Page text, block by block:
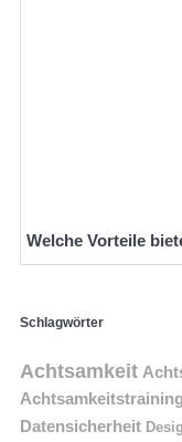
Welche Vorteile
Schlagwörter
Achtsamkeit
Achtsamkeitstraining
Datensicherheit